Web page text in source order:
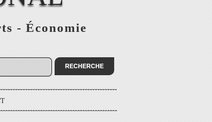
- Économie